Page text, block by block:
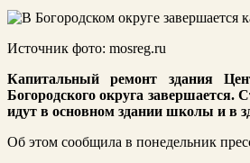
Источник фото: mosreg.ru
Капитальный ремонт здания
Богородского округа завершается.
идут в основном здании школы и в
Об этом сообщила в понедельник